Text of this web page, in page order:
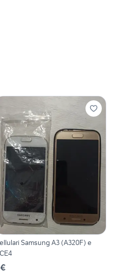
Samsung A3 (A320F) e